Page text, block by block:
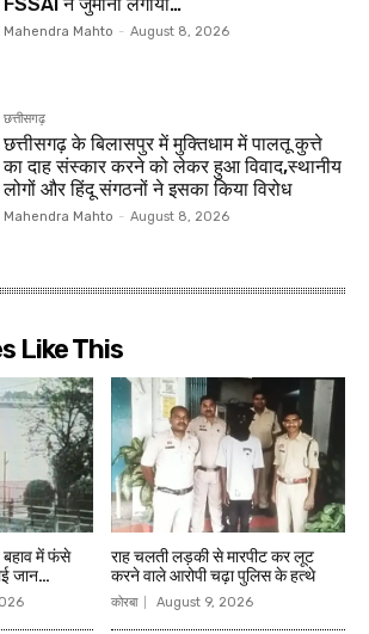
Mahendra Mahto - August 8, 2026
छत्तीसगढ़
छत्तीसगढ़ के बिलासपुर में मुक्तिधाम में पालतू कुत्ते
का दाह संस्कार करने को लेकर हुआ विवाद,स्थानीय
लोगों और हिंदू संगठनों ने इसका किया विरोध
Mahendra Mahto - August 8, 2026
Like This
में फंसे
जान…
राह चलती लड़की से मारपीट कर लूट
करने वाले आरोपी चढ़ा पुलिस के हत्थे
कोरबा August 9, 2026